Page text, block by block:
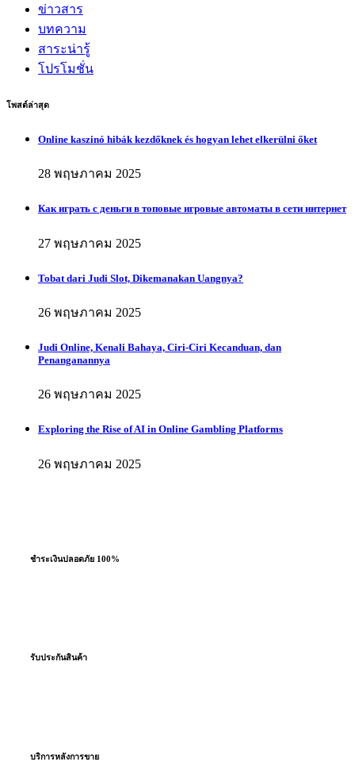
ข่าวสาร
บทความ
สาระน่ารู้
โปรโมชั่น
โพสต์ล่าสุด
Online kaszinó hibák kezdőknek és hogyan lehet elkerülni őket
28 พฤษภาคม 2025
Как играть с деньги в топовые игровые автоматы в сети интернет
27 พฤษภาคม 2025
Tobat dari Judi Slot, Dikemanakan Uangnya?
26 พฤษภาคม 2025
Judi Online, Kenali Bahaya, Ciri-Ciri Kecanduan, dan
Penanganannya
26 พฤษภาคม 2025
Exploring the Rise of AI in Online Gambling Platforms
26 พฤษภาคม 2025
ชำระเงินปลอดภัย 100%
รับประกันสินค้า
บริการหลังการขาย